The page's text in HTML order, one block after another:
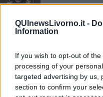
QUInewsLivorno.it -
Information
If you wish to opt-out of
processing of your
targeted advertising by us,
section to confirm your
Due livornesi sul
Enrico Nigiotti
Da Sanremo
Hollywood